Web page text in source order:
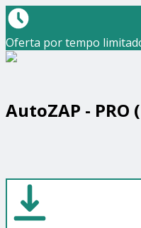
Oferta por tempo
AutoZAP - PRO